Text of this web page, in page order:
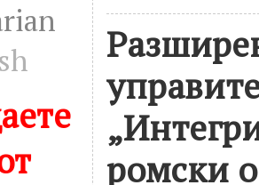
ромски